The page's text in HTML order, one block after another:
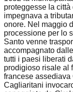
proteggesse la
impegnava a
onore. Nel maggio
processione per lo
Santo venne
accompagnato
tutti i paesi liberati
prodigioso risale al
francese assediava
Cagliaritani